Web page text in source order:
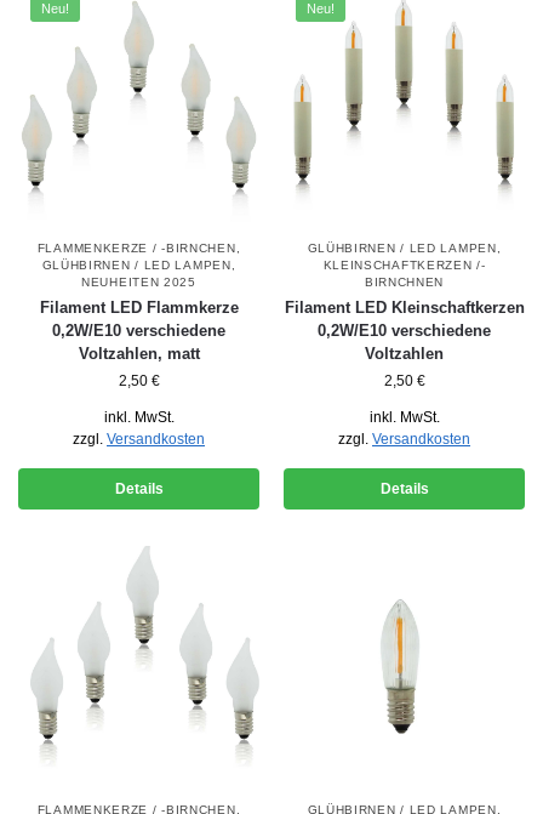
Neu!
FLAMMENKERZE / -BIRNCHEN
GLÜHBIRNEN / LED LAMPEN
NEUHEITEN 2025
Filament LED Flammkerze
0,2W/E10 verschiedene
Voltzahlen, matt
2,50 €
inkl. MwSt.
zzgl. Versandkosten
Details
Neu!
GLÜHBIRNEN / LED LAMPEN
KLEINSCHAFTKERZEN /-
BIRNCHNEN
Filament LED Kleinschaftkerzen
0,2W/E10 verschiedene
Voltzahlen
2,50 €
inkl. MwSt.
zzgl. Versandkosten
Details
FLAMMENKERZE / -BIRNCHEN GLÜHBIRNEN / LED LAMPEN